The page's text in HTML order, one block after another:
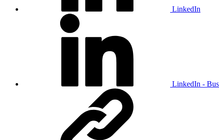
LinkedIn
LinkedIn -